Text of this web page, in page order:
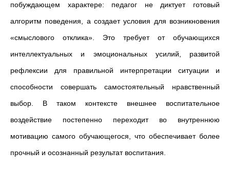
побуждающем характере: педагог не диктует готовый
алгоритм поведения, а создает условия для возникновения
«смыслового отклика» . Это требует от обучающихся
интеллектуальных и эмоциональных усилий, развитой
рефлексии для правильной интерпретации ситуации и
способности совершать самостоятельный нравственный
выбор. В таком контексте внешнее воспитательное
воздействие постепенно переходит во внутреннюю
мотивацию самого обучающегося, что обеспечивает более
прочный и осознанный результат воспитания.